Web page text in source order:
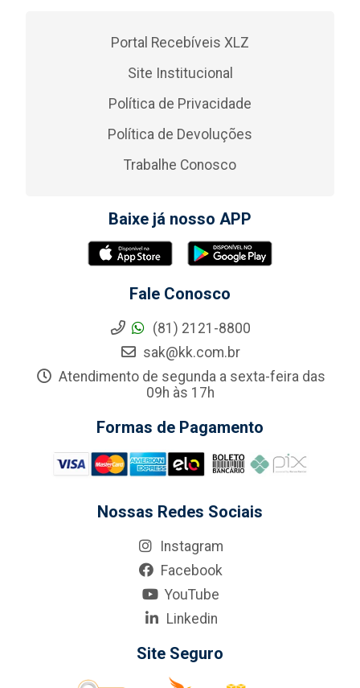
Portal Recebíveis XLZ
Site Institucional
Política de Privacidade
Política de Devoluções
Trabalhe Conosco
Baixe já nosso APP
Fale Conosco
(81) 2121-8800
sak@kk.com.br
Atendimento de segunda a sexta-feira das
09h às 17h
Formas de Pagamento
Nossas Redes Sociais
Instagram
Facebook
YouTube
Linkedin
Site Seguro